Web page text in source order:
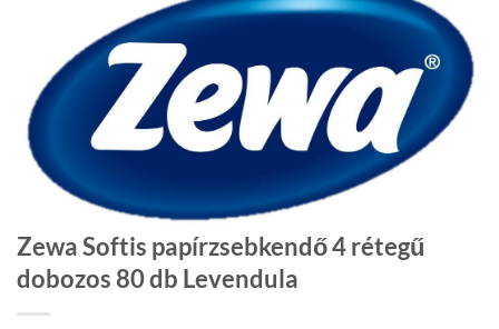
Zewa Softis papírzsebkendő 4 rétegű
dobozos 80 db Levendula